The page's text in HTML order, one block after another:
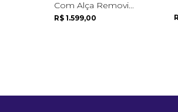
Com Alça Removi...
R$ 1.599,00